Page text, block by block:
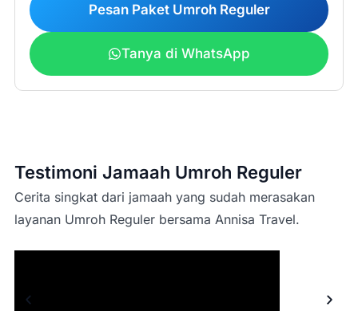
peak season/high
season
Pesan Paket Umroh Reguler
Tanya di WhatsApp
Testimoni Jamaah Umroh Reguler
Cerita singkat dari jamaah yang sudah merasakan
layanan Umroh Reguler bersama Annisa Travel.